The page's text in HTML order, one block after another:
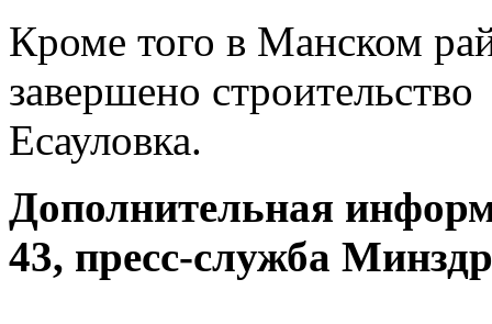
Кроме того в Манском
завершено
Есауловка.
Дополнительная
43, пресс-служба